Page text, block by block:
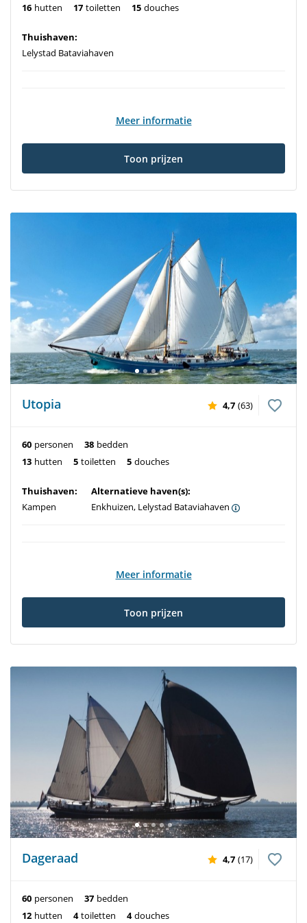
16 hutten 17 toiletten 15 douches
Thuishaven:
Lelystad Bataviahaven
Meer informatie
Toon prijzen
Utopia 4,7 (63)
60 personen 38 bedden
13 hutten 5 toiletten 5 douches
Thuishaven:
Kampen
Alternatieve haven(s):
Enkhuizen, Lelystad Bataviahaven
Meer informatie
Toon prijzen
Dageraad 4,7 (17)
60 personen 37 bedden
12 hutten 4 toiletten 4 douches